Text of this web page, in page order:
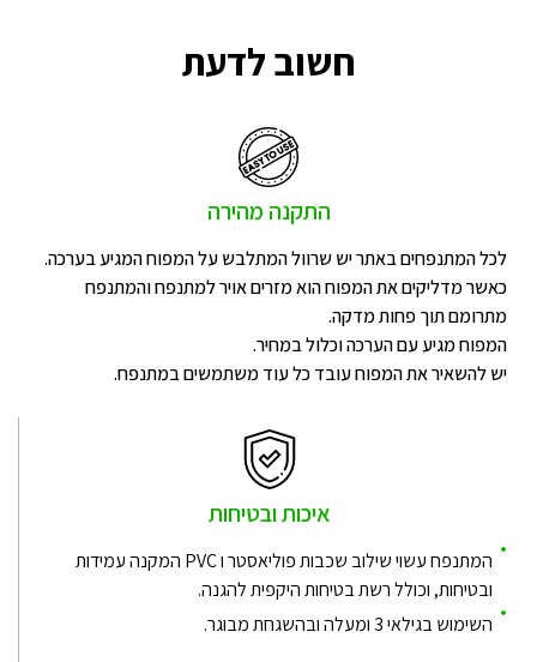
חשוב לדעת
התקנה מהירה
לכל המתנפחים באתר יש שרוול המתלבש על המפוח המגיע בערכה.
כאשר מדליקים את המפוח הוא מזרים אויר למתנפח והמתנפח
מתרומם תוך פחות מדקה.
המפוח מגיע עם הערכה וכלול במחיר.
יש להשאיר את המפוח עובד כל עוד משתמשים במתנפח.
איכות ובטיחות
המתנפח עשוי שילוב שכבות פוליאסטר ו PVC המקנה עמידות
ובטיחות, וכולל רשת בטיחות היקפית להגנה.
השימוש בגילאי 3 ומעלה ובהשגחת מבוגר.